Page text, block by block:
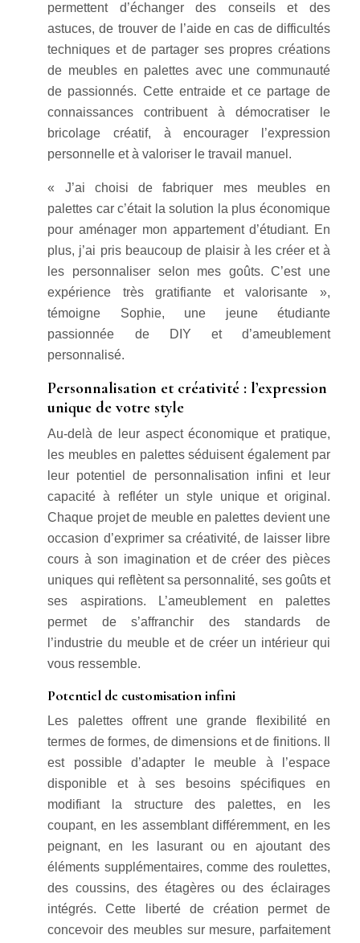
permettent d’échanger des conseils et des
astuces, de trouver de l’aide en cas de difficultés
techniques et de partager ses propres créations
de meubles en palettes avec une communauté
de passionnés. Cette entraide et ce partage de
connaissances contribuent à démocratiser le
bricolage créatif, à encourager l’expression
personnelle et à valoriser le travail manuel.
« J’ai choisi de fabriquer mes meubles en
palettes car c’était la solution la plus économique
pour aménager mon appartement d’étudiant. En
plus, j’ai pris beaucoup de plaisir à les créer et à
les personnaliser selon mes goûts. C’est une
expérience très gratifiante et valorisante »,
témoigne Sophie, une jeune étudiante
passionnée de DIY et d’ameublement
personnalisé.
Personnalisation et créativité : l’expression
unique de votre style
Au-delà de leur aspect économique et pratique,
les meubles en palettes séduisent également par
leur potentiel de personnalisation infini et leur
capacité à refléter un style unique et original.
Chaque projet de meuble en palettes devient une
occasion d’exprimer sa créativité, de laisser libre
cours à son imagination et de créer des pièces
uniques qui reflètent sa personnalité, ses goûts et
ses aspirations. L’ameublement en palettes
permet de s’affranchir des standards de
l’industrie du meuble et de créer un intérieur qui
vous ressemble.
Potentiel de customisation infini
Les palettes offrent une grande flexibilité en
termes de formes, de dimensions et de finitions. Il
est possible d’adapter le meuble à l’espace
disponible et à ses besoins spécifiques en
modifiant la structure des palettes, en les
coupant, en les assemblant différemment, en les
peignant, en les lasurant ou en ajoutant des
éléments supplémentaires, comme des roulettes,
des coussins, des étagères ou des éclairages
intégrés. Cette liberté de création permet de
concevoir des meubles sur mesure, parfaitement